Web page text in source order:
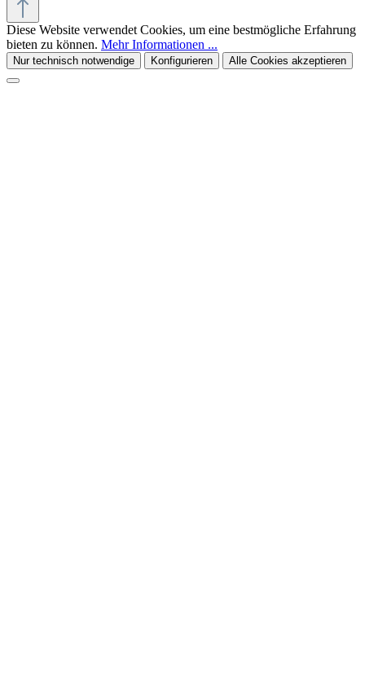
Diese Website verwendet Cookies, um eine bestmögliche Erfahrung
bieten zu können. Mehr Informationen ...
Nur technisch notwendige Konfigurieren Alle Cookies akzeptieren